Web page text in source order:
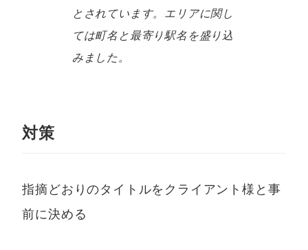
とされています。エリアに関し
ては町名と最寄り駅名を盛り込
みました。
対策
指摘どおりのタイトルをクライアント様と事
前に決める